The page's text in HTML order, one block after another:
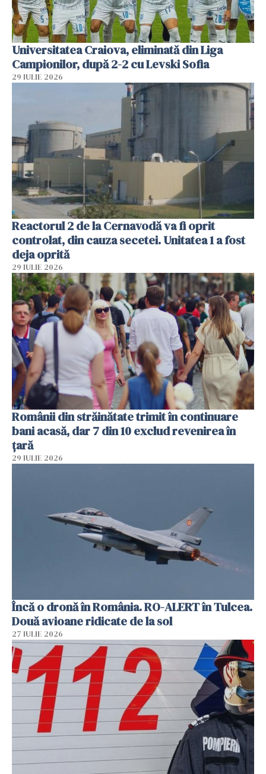
Universitatea Craiova, eliminată din Liga
Campionilor, după 2-2 cu Levski Sofia
29 IULIE 2026
Reactorul 2 de la Cernavodă va fi oprit
controlat, din cauza secetei. Unitatea 1 a fost
deja oprită
29 IULIE 2026
Românii din străinătate trimit în continuare
bani acasă, dar 7 din 10 exclud revenirea în
țară
29 IULIE 2026
Încă o dronă în România. RO-ALERT în Tulcea.
Două avioane ridicate de la sol
27 IULIE 2026